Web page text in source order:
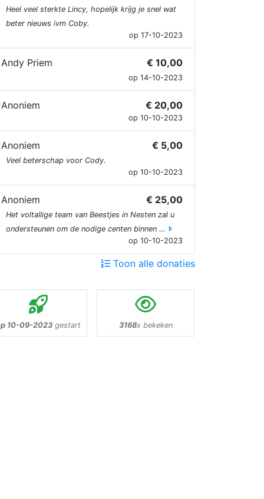
Heel veel sterkte Lincy, hopelijk krijg je snel wat
beter nieuws ivm Coby.
op 17-10-2023
Andy Priem € 10,00
op 14-10-2023
Anoniem € 20,00
op 10-10-2023
Anoniem € 5,00
Veel beterschap voor Cody.
op 10-10-2023
Anoniem € 25,00
Het voltallige team van Beestjes in Nesten zal u
ondersteunen om de nodige centen binnen …
op 10-10-2023
Toon alle donaties
10-09-2023 gestart 3168x bekeken